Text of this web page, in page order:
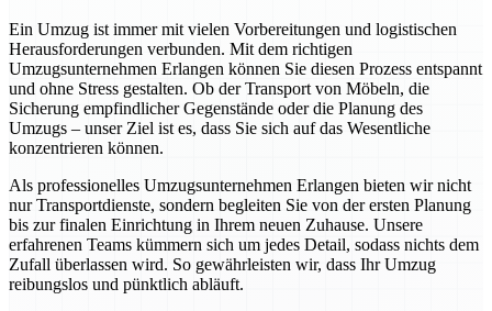
Ein Umzug ist immer mit vielen Vorbereitungen und logistischen
Herausforderungen verbunden. Mit dem richtigen
Umzugsunternehmen Erlangen können Sie diesen Prozess entspannt
und ohne Stress gestalten. Ob der Transport von Möbeln, die
Sicherung empfindlicher Gegenstände oder die Planung des
Umzugs – unser Ziel ist es, dass Sie sich auf das Wesentliche
konzentrieren können.
Als professionelles Umzugsunternehmen Erlangen bieten wir nicht
nur Transportdienste, sondern begleiten Sie von der ersten Planung
bis zur finalen Einrichtung in Ihrem neuen Zuhause. Unsere
erfahrenen Teams kümmern sich um jedes Detail, sodass nichts dem
Zufall überlassen wird. So gewährleisten wir, dass Ihr Umzug
reibungslos und pünktlich abläuft.